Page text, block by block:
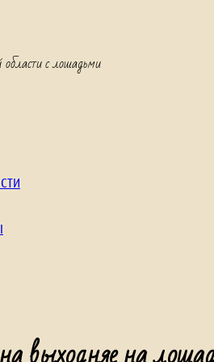
с лошадьми